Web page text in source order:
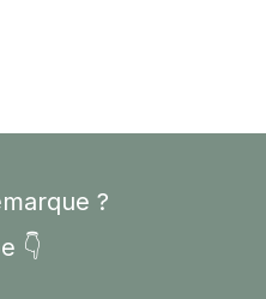
?
👇